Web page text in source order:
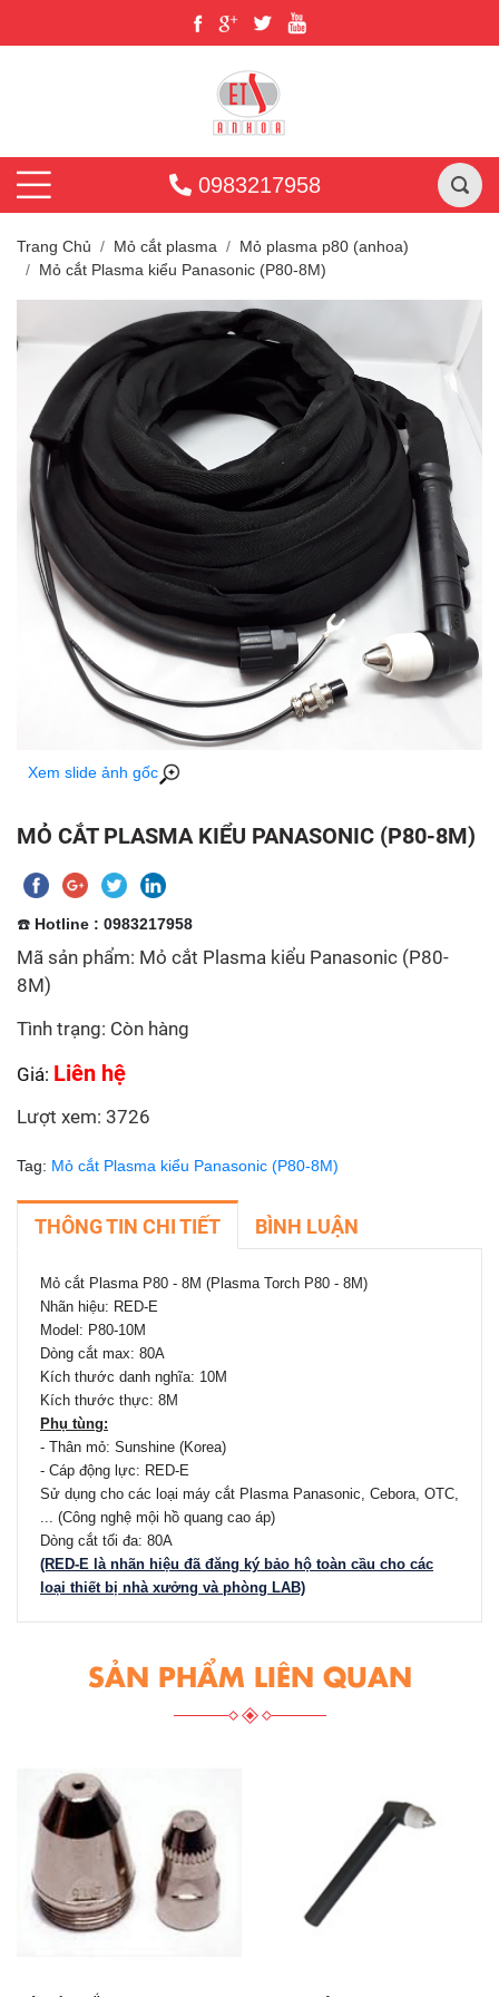
0983217958
Trang Chủ Mỏ cắt plasma
Mỏ plasma p80 (anhoa)
Mỏ cắt Plasma kiểu Panasonic (P80-8M)
Xem slide ảnh gốc
MỎ CẮT PLASMA KIỂU PANASONIC (P80-8M)
☎️ Hotline : 0983217958
Mã sản phẩm: Mỏ cắt Plasma kiểu Panasonic (P80-
8M)
Tình trạng: Còn hàng
Giá: Liên hệ
Lượt xem: 3726
Tag: Mỏ cắt Plasma kiểu Panasonic (P80-8M)
THÔNG TIN CHI TIẾT BÌNH LUẬN
Mỏ cắt Plasma P80 - 8M (Plasma Torch P80 - 8M)
Nhãn hiệu: RED-E
Model: P80-10M
Dòng cắt max: 80A
Kích thước danh nghĩa: 10M
Kích thước thực: 8M
Phụ tùng:
- Thân mỏ: Sunshine (Korea)
- Cáp động lực: RED-E
Sử dụng cho các loại máy cắt Plasma Panasonic, Cebora, OTC,
... (Công nghệ mội hồ quang cao áp)
Dòng cắt tối đa: 80A
(RED-E là nhãn hiệu đã đăng ký bảo hộ toàn cầu cho các
loại thiết bị nhà xưởng và phòng LAB)
SẢN PHẨM LIÊN QUAN